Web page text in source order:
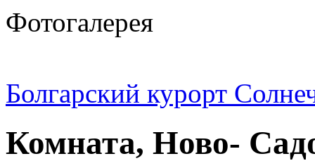
Фотогалерея
Болгарский курорт
Комната, Ново-